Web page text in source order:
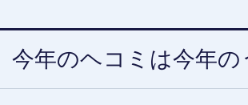
今年のヘコミは今年の